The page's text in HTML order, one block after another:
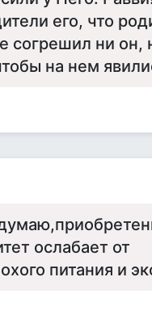
его, что
согрешил ни он,
на нем
ослабает от
питания и